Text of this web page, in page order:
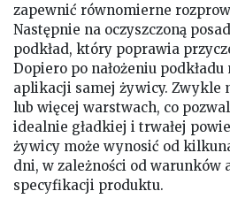
zapewnić równomierne
Następnie na oczyszczoną
podkład, który poprawia
Dopiero po nałożeniu
aplikacji samej żywicy. Zwykle
lub więcej warstwach, co
idealnie gładkiej i trwałej
żywicy może wynosić od
dni, w zależności od warunków
specyfikacji produktu.